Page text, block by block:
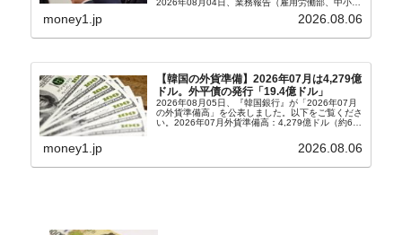
2026年08月04日、業務報告（雇用労働部、中小ベ
上、韓国大統領に成りおおせた李在明（イ・ジェミ
money1.jp 2026.08.06
【韓国の外貨準備】2026年07月は4,279億
ドル。外平債の発行「19.4億ドル」
2026年08月05日、『韓国銀行』が「2026年07月
の外貨準備高」を公表しました。以下をご覧くださ
い。2026年07月外貨準備高：4,279億ドル（約67
money1.jp 2026.08.06